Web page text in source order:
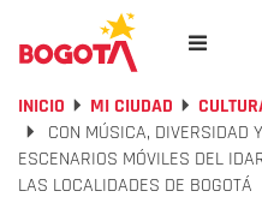
INICIO MI CIUDAD
CON MÚSICA, DIVERSIDAD
ESCENARIOS MÓVILES DEL
LAS LOCALIDADES DE BOGOTÁ